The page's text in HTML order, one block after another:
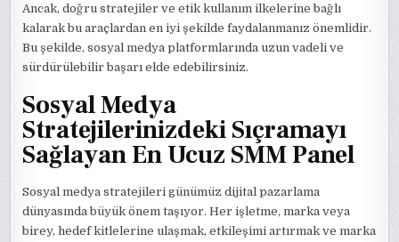
Ancak, doğru stratejiler ve etik kullanım ilkelerine bağlı
kalarak bu araçlardan en iyi şekilde faydalanmanız önemlidir.
Bu şekilde, sosyal medya platformlarında uzun vadeli ve
sürdürülebilir başarı elde edebilirsiniz.
Sosyal Medya
Stratejilerinizdeki Sıçramayı
Sağlayan En Ucuz SMM Panel
Sosyal medya stratejileri günümüz dijital pazarlama
dünyasında büyük önem taşıyor. Her işletme, marka veya
birey, hedef kitlelerine ulaşmak, etkileşimi artırmak ve marka